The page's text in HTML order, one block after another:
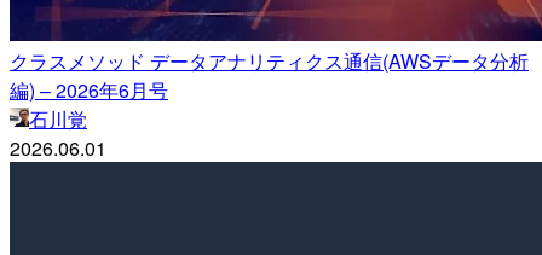
クラスメソッド データアナリティクス通信(AWSデータ分析
編) – 2026年6月号
石川覚
2026.06.01